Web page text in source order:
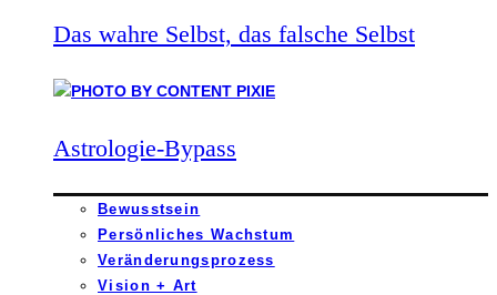
Das wahre Selbst, das falsche Selbst
Astrologie-Bypass
Bewusstsein
Persönliches Wachstum
Veränderungsprozess
Vision + Art